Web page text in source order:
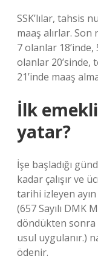
SSK’lılar, tahsis
maaş alırlar. Son
7 olanlar 18’inde,
olanlar 20’sinde,
21’inde maaş
İlk
yatar?
İşe başladığı
kadar çalışır ve
tarihi izleyen
(657 Sayılı DMK
döndükten sonra
usul uygulanır.)
ödenir.